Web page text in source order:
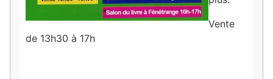
Vente
de 13h30 à 17h